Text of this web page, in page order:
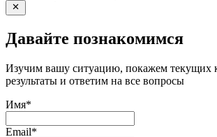
Давайте познакомимся
Изучим вашу ситуацию, покажем текущих
результаты и ответим на все вопросы
Имя*
Email*